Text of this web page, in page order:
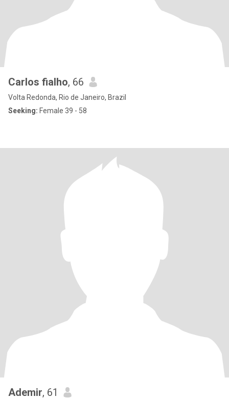
Carlos fialho, 66
Volta Redonda, Rio de Janeiro, Brazil
Seeking: Female 39 - 58
Ademir, 61